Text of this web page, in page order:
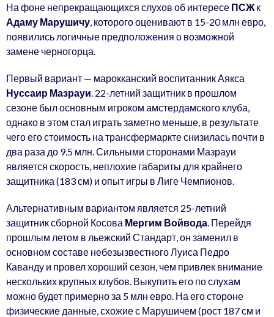
На фоне непрекращающихся слухов об интересе ПСЖ к
Адаму Марушичу , которого оценивают в 15-20 млн евро,
появились логичные предположения о возможной
замене черногорца.
Первый вариант — марокканский воспитанник Аякса
Нуссаир Мазрауи . 22-летний защитник в прошлом
сезоне был основным игроком амстердамского клуба,
однако в этом стал играть заметно меньше, в результате
чего его стоимость на трансфермаркте снизилась почти в
два раза до 9.5 млн. Сильными сторонами Мазрауи
является скорость, неплохие габариты для крайнего
защитника (183 см) и опыт игры в Лиге Чемпионов.
Альтернативным вариантом является 25-летний
защитник сборной Косова Мергим Войвода . Перейдя
прошлым летом в льежский Стандарт, он заменил в
основном составе небезызвестного Луиса Педро
Каванду и провел хороший сезон, чем привлек внимание
нескольких крупных клубов. Выкупить его по слухам
можно будет примерно за 5 млн евро. На его стороне
физические данные, схожие с Марушичем (рост 187 см и